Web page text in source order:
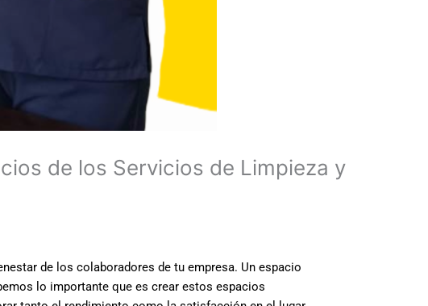
de los Servicios de Limpieza y
de los colaboradores de tu empresa. Un espacio
lo importante que es crear estos espacios